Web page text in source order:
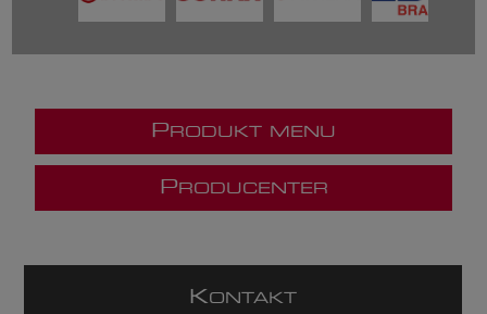
P RODUKT MENU
P RODUCENTER
KONTAKT